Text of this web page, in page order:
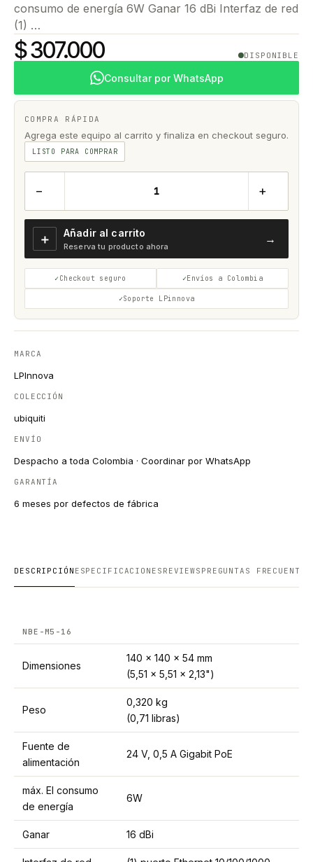
consumo de energía 6W Ganar 16 dBi Interfaz de red
(1) …
$ 307.000 DISPONIBLE
Consultar por WhatsApp
COMPRA RÁPIDA
Agrega este equipo al carrito y finaliza en checkout seguro.
LISTO PARA COMPRAR
− +
＋ Añadir al carrito
Reserva tu producto ahora
→
Checkout seguro Envíos a Colombia
Soporte LPinnova
MARCA
LPInnova
COLECCIÓN
ubiquiti
ENVÍO
Despacho a toda Colombia · Coordinar por WhatsApp
GARANTÍA
6 meses por defectos de fábrica
DESCRIPCIÓN ESPECIFICACIONES REVIEWS PREGUNTAS FRECUENTES
NBE-M5-16
Dimensiones
140 x 140 x 54 mm
(5,51 x 5,51 x 2,13")
Peso
0,320 kg
(0,71 libras)
Fuente de
alimentación
24 V, 0,5 A Gigabit PoE
máx. El consumo
de energía
6W
Ganar 16 dBi